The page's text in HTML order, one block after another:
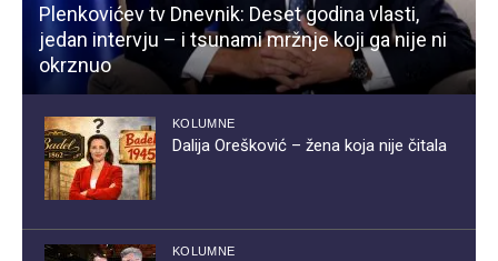
Plenkovićev tv Dnevnik: Deset godina vlasti,
jedan intervju – i tsunami mržnje koji ga nije ni
okrznuo
KOLUMNE
Dalija Orešković – žena koja nije čitala
KOLUMNE